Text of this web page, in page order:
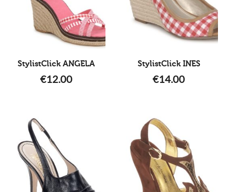
StylistClick ANGELA
€12.00
StylistClick INES
€14.00